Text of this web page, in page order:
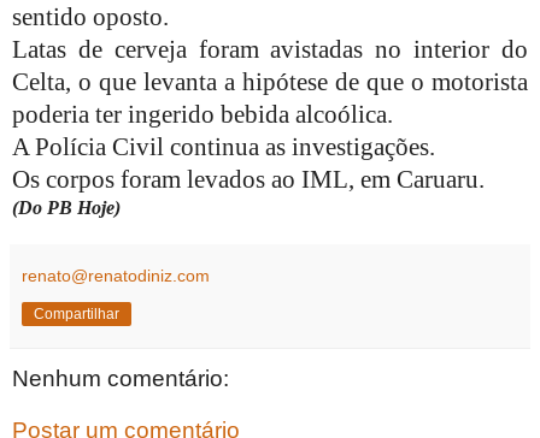
sentido oposto.
Latas de cerveja foram avistadas no interior do
Celta, o que levanta a hipótese de que o motorista
poderia ter ingerido bebida alcoólica.
A Polícia Civil continua as investigações.
Os corpos foram levados ao IML, em Caruaru.
(Do PB Hoje)
renato@renatodiniz.com
Compartilhar
Nenhum comentário:
Postar um comentário